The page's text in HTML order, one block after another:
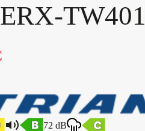
TW401
72 dB